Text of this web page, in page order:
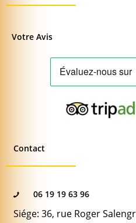
Votre Avis
Contact
06 19 19 63 96
Siége: 36, rue Roger